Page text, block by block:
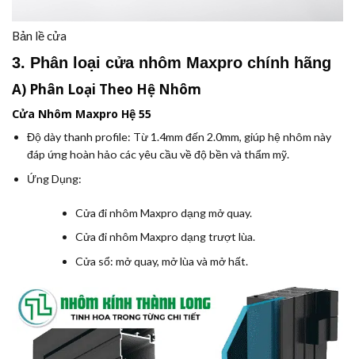
Bản lề cửa
3. Phân loại cửa nhôm Maxpro chính hãng
A) Phân Loại Theo Hệ Nhôm
Cửa Nhôm Maxpro Hệ 55
Độ dày thanh profile: Từ 1.4mm đến 2.0mm, giúp hệ nhôm này
đáp ứng hoàn hảo các yêu cầu về độ bền và thẩm mỹ.
Ứng Dụng:
Cửa đi nhôm Maxpro dạng mở quay.
Cửa đi nhôm Maxpro dạng trượt lùa.
Cửa sổ: mở quay, mở lùa và mở hất.